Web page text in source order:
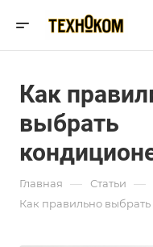
Как
выбрать
Главная — Статьи —
Как правильно